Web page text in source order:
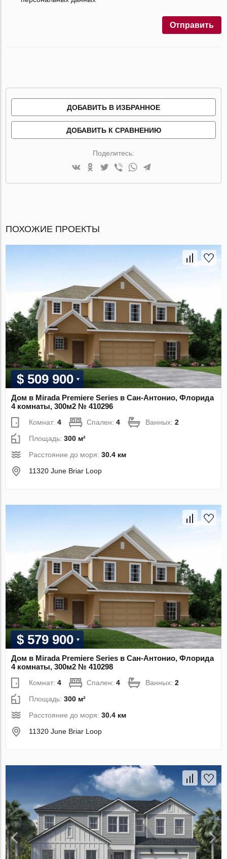
Отправить
ДОБАВИТЬ В ИЗБРАННОЕ
ДОБАВИТЬ К СРАВНЕНИЮ
Поделитесь:
ПОХОЖИЕ ПРОЕКТЫ
$ 509 900
Дом в Mirada Premiere Series в Сан-Антонио, Флорида
4 комнаты, 300м2 № 410296
Комнат:4 Спален:4 Ванных:2
Площадь:300 м²
Расстояние до моря:30.4 км
11320 June Briar Loop
$ 579 900
Дом в Mirada Premiere Series в Сан-Антонио, Флорида
4 комнаты, 300м2 № 410298
Комнат:4 Спален:4 Ванных:2
Площадь:300 м²
Расстояние до моря:30.4 км
11320 June Briar Loop